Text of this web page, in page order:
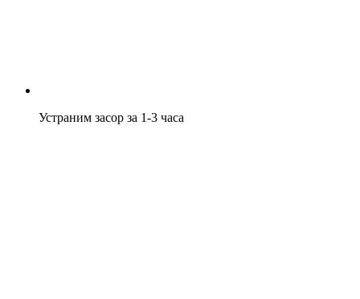
Устраним засор за 1-3 часа